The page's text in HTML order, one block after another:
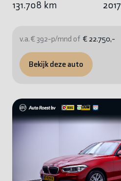
131.708 km 2017
v.a. € 392-p/mnd of € 22.750,-
Bekijk deze auto